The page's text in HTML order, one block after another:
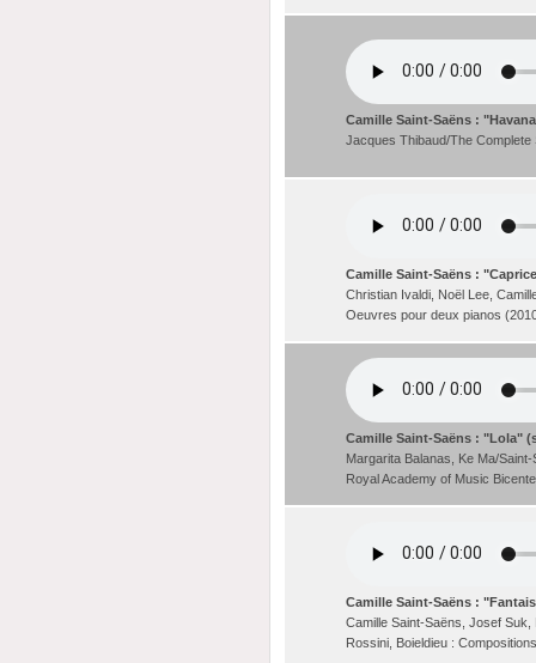
Camille Saint-Saëns :
Jacques Thibaud/The
Camille Saint-Saëns :
Christian Ivaldi, Noël Lee,
Oeuvres pour deux pianos
Camille Saint-Saëns : "Lola"
Margarita Balanas, Ke Ma/
Royal Academy of Music
Camille Saint-Saëns :
Camille Saint-Saëns, Josef
Rossini, Boieldieu :